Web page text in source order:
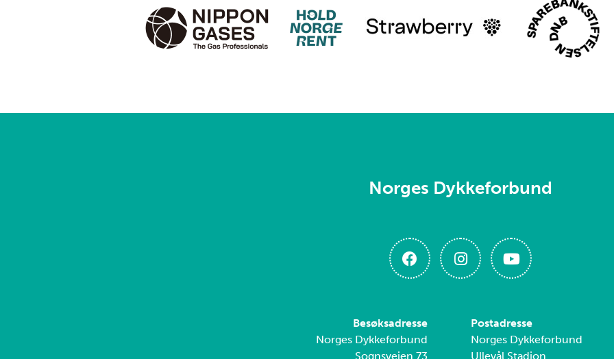
Norges Dykkeforbund
Besøksadresse
Norges Dykkeforbund
Sognsveien 73
Postadresse
Norges Dykkeforbund
Ullevål Stadion